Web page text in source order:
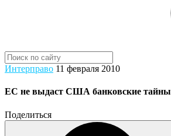
Интерправо 11 февраля 2010
ЕС не выдаст США банковские тайны
Поделиться